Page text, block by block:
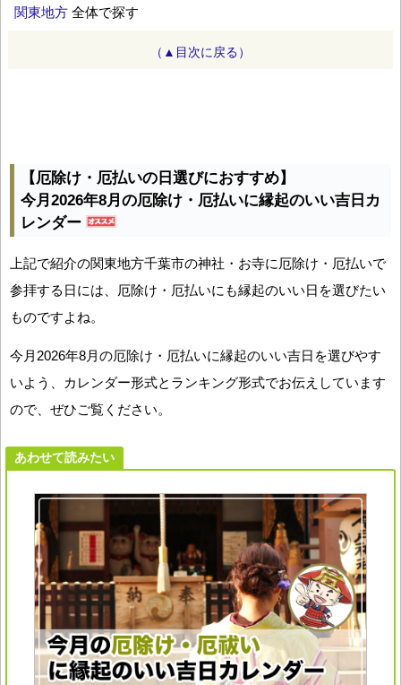
関東地方 全体で探す
（▲目次に戻る）
【厄除け・厄払いの日選びにおすすめ】
今月2026年8月の厄除け・厄払いに縁起のいい吉日カ
レンダー
上記で紹介の関東地方千葉市の神社・お寺に厄除け・厄払いで
参拝する日には、厄除け・厄払いにも縁起のいい日を選びたい
ものですよね。
今月2026年8月の厄除け・厄払いに縁起のいい吉日を選びやす
いよう、カレンダー形式とランキング形式でお伝えしています
ので、ぜひご覧ください。
あわせて読みたい